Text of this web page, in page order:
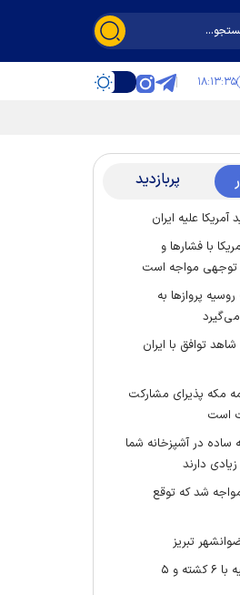
۱۸:۱۳:۳۶
پربازدید
علیه ایران
با فشارها و
توجهی مواجه است
پرواز‌ها به
می‌گیرد
توافق با ایران
مکه پذیرای مشارکت
است
ساده در آشپزخانه شما
دارند
شد که توقع
تبریز
تصادف در ارومیه با ۶ کشته و ۵